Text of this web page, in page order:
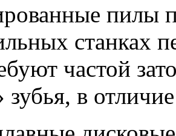
пилы
станках
частой
зубья, в